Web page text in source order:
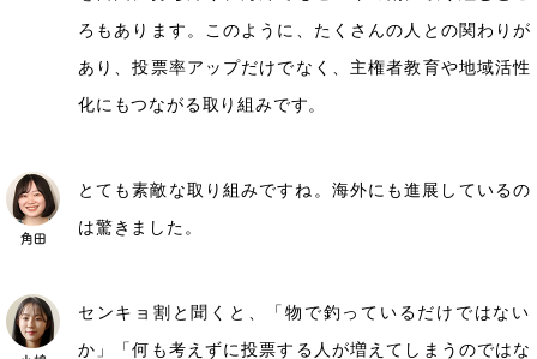
ろもあります。このように、たくさんの人との関わりが
あり、投票率アップだけでなく、主権者教育や地域活性
化にもつながる取り組みです。
とても素敵な取り組みですね。海外にも進展しているの
は驚きました。
センキョ割と聞くと、「物で釣っているだけではない
か」「何も考えずに投票する人が増えてしまうのではな